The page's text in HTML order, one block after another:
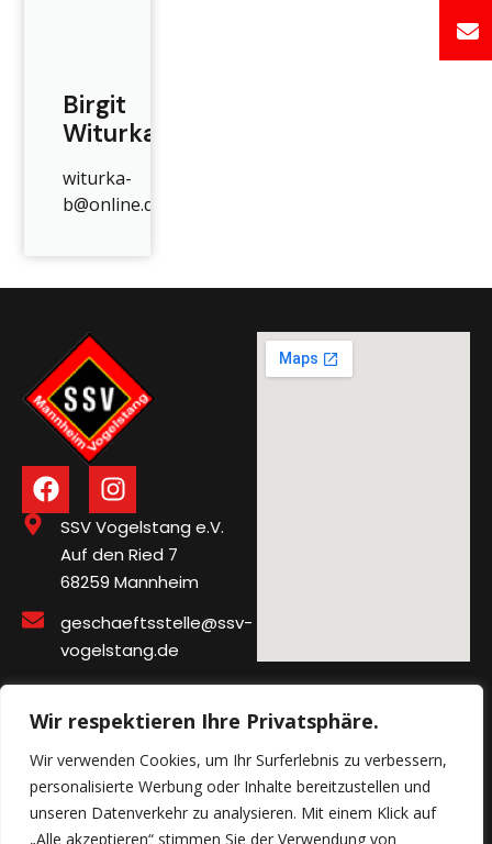
Wir respektieren Ihre Privatsphäre.
Wir verwenden Cookies, um Ihr Surferlebnis zu verbessern,
personalisierte Werbung oder Inhalte bereitzustellen und
unseren Datenverkehr zu analysieren. Mit einem Klick auf
„Alle akzeptieren“ stimmen Sie der Verwendung von
Birgit
Witurka
witurka-
b@online.de
SSV Vogelstang e.V.
Auf den Ried 7
68259 Mannheim
geschaeftsstelle@ssv-
vogelstang.de
Impressum
Datenschutzerklärung